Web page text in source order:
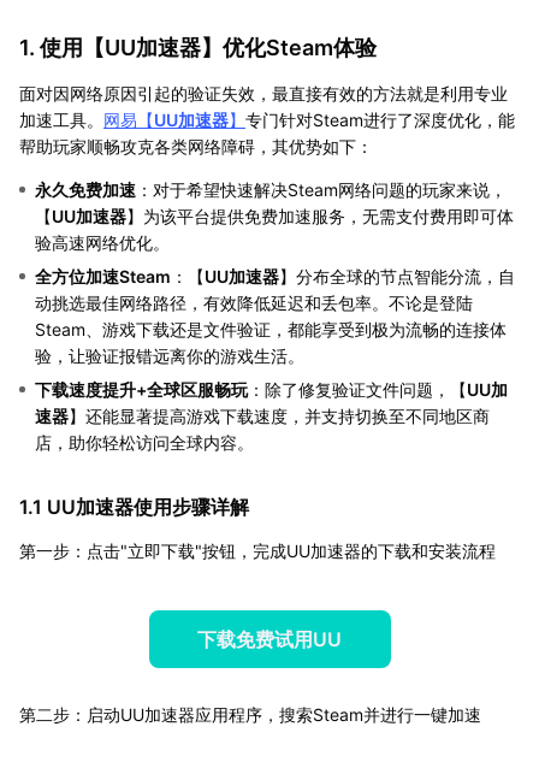
1. 使用【UU加速器】优化Steam体验
面对因网络原因引起的验证失效，最直接有效的方法就是利用专业
加速工具。 网易【UU加速器】 专门针对Steam进行了深度优化，能
帮助玩家顺畅攻克各类网络障碍，其优势如下：
永久免费加速 ：对于希望快速解决Steam网络问题的玩家来说，
【UU加速器】为该平台提供免费加速服务，无需支付费用即可体
验高速网络优化。
全方位加速Steam ：【UU加速器】分布全球的节点智能分流，自
动挑选最佳网络路径，有效降低延迟和丢包率。不论是登陆
Steam、游戏下载还是文件验证，都能享受到极为流畅的连接体
验，让验证报错远离你的游戏生活。
下载速度提升+全球区服畅玩：除了修复验证文件问题，【UU加
速器】还能显著提高游戏下载速度，并支持切换至不同地区商
店，助你轻松访问全球内容。
1.1 UU加速器使用步骤详解
第一步：点击"立即下载"按钮，完成UU加速器的下载和安装流程
下载免费试用UU
第二步：启动UU加速器应用程序，搜索Steam并进行一键加速